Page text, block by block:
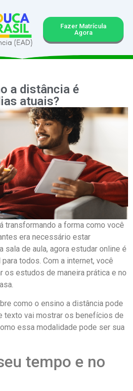
Fazer Matrícula
Agora
a distância é
atuais?
transformando a forma como você
era necessário estar
sala de aula, agora estudar online é
todos. Com a internet, você
os estudos de maneira prática e no
como o ensino a distância pode
texto vai mostrar os benefícios de
essa modalidade pode ser sua
tempo e no